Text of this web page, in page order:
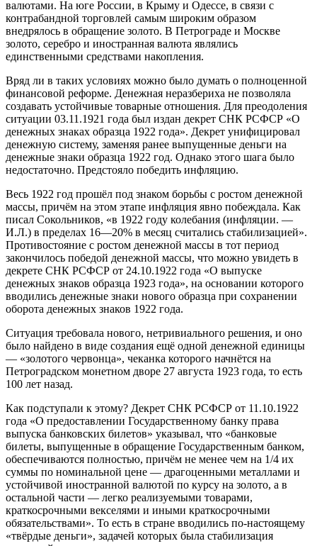
валютами. На юге России, в Крыму и Одессе, в связи с
контрабандной торговлей самым широким образом
внедрялось в обращение золото. В Петрограде и Москве
золото, серебро и иностранная валюта являлись
единственными средствами накопления.
Вряд ли в таких условиях можно было думать о полноценной
финансовой реформе. Денежная неразбериха не позволяла
создавать устойчивые товарные отношения. Для преодоления
ситуации 03.11.1921 года был издан декрет СНК РСФСР «О
денежных знаках образца 1922 года». Декрет унифицировал
денежную систему, заменяя ранее выпущенные деньги на
денежные знаки образца 1922 год. Однако этого шага было
недостаточно. Предстояло победить инфляцию.
Весь 1922 год прошёл под знаком борьбы с ростом денежной
массы, причём на этом этапе инфляция явно побеждала. Как
писал Сокольников, «в 1922 году колебания (инфляции. —
И.Л.) в пределах 16—20% в месяц считались стабилизацией».
Противостояние с ростом денежной массы в тот период
закончилось победой денежной массы, что можно увидеть в
декрете СНК РСФСР от 24.10.1922 года «О выпуске
денежных знаков образца 1923 года», на основании которого
вводились денежные знаки нового образца при сохранении
оборота денежных знаков 1922 года.
Ситуация требовала нового, нетривиального решения, и оно
было найдено в виде создания ещё одной денежной единицы
— «золотого червонца», чеканка которого начнётся на
Петроградском монетном дворе 27 августа 1923 года, то есть
100 лет назад.
Как подступали к этому? Декрет СНК РСФСР от 11.10.1922
года «О предоставлении Государственному банку права
выпуска банковских билетов» указывал, что «банковые
билеты, выпущенные в обращение Государственным банком,
обеспечиваются полностью, причём не менее чем на 1/4 их
суммы по номинальной цене — драгоценными металлами и
устойчивой иностранной валютой по курсу на золото, а в
остальной части — легко реализуемыми товарами,
краткосрочными векселями и иными краткосрочными
обязательствами». То есть в стране вводились по-настоящему
«твёрдые деньги», задачей которых была стабилизация